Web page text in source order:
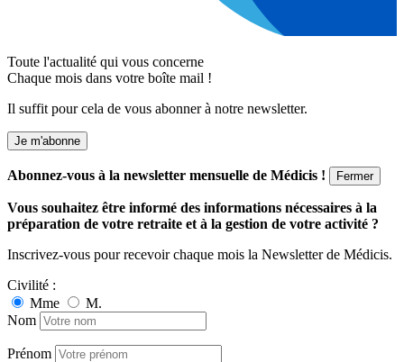
Toute l'actualité qui vous concerne
Chaque mois dans votre boîte mail !
Il suffit pour cela de vous abonner à notre newsletter.
Je m'abonne
Abonnez-vous à la newsletter mensuelle de Médicis ! Fermer
Vous souhaitez être informé des informations nécessaires à la
préparation de votre retraite et à la gestion de votre activité ?
Inscrivez-vous pour recevoir chaque mois la Newsletter de Médicis.
Civilité :
Mme
M.
Nom
Prénom